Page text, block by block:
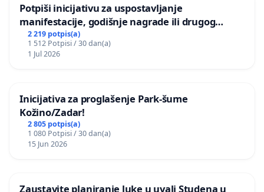
Potpiši inicijativu za uspostavljanje
manifestacije, godišnje nagrade ili drugog
javnog događaja „Edin Avdić“ u Sarajevu
2 219 potpis(a)
1 512 Potpisi / 30 dan(a)
1 Jul 2026
Inicijativa za proglašenje Park-šume
Kožino/Zadar!
2 805 potpis(a)
1 080 Potpisi / 30 dan(a)
15 Jun 2026
Zaustavite planiranje luke u uvali Studena u